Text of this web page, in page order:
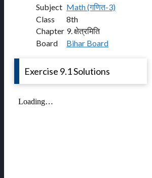
Subject Math (गणित-3)
Class
8th
Chapter 9. क्षेत्रमिति
Board
Bihar Board
Exercise 9.1 Solutions